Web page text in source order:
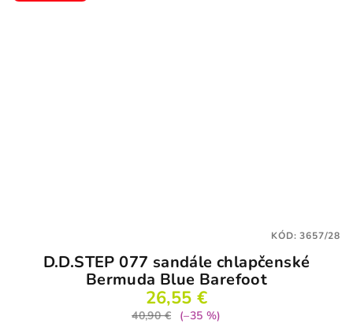
D.D.STEP 077 sandále chlapčenské
Bermuda Blue Barefoot
26,55 €
40,90 €
(–35 %)
KÓD:3657/28